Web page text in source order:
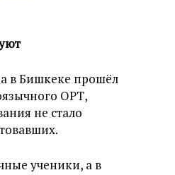
в Бишкеке прошёл
ОРТ,
не стало
ученики, а в